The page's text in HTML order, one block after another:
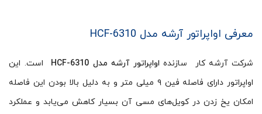
معرفی اواپراتور آرشه مدل HCF-6310
شرکت آرشه کار سازنده اواپراتور آرشه مدل HCF-6310
است. این
اواپراتور دارای فاصله فین‌ ۹ میلی متر و به دلیل بالا بودن این فاصله
امکان یخ زدن در کویل‌های مسی آن بسیار کاهش می‌یابد و عملکرد